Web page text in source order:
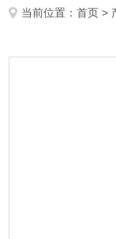
当前位置：首页 >